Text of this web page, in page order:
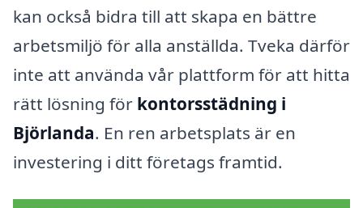
kan också bidra till att skapa en bättre
arbetsmiljö för alla anställda. Tveka därför
inte att använda vår plattform för att hitta
rätt lösning för kontorsstädning i
Björlanda. En ren arbetsplats är en
investering i ditt företags framtid.